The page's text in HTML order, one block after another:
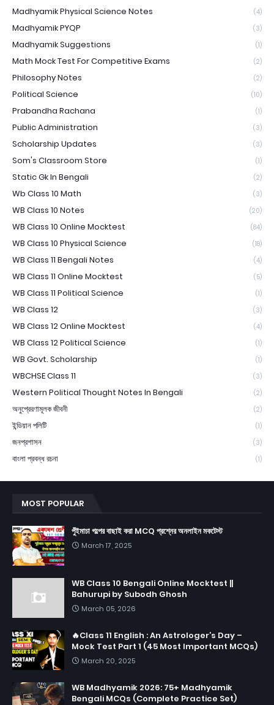
Madhyamik Physical Science Notes
(4)
Madhyamik PYQP (3)
Madhyamik Suggestions (1)
Math Mock Test For Competitive Exams (2)
Philosophy Notes (2)
Political Science (10)
Prabandha Rachana (1)
Public Administration (3)
Scholarship Updates (3)
Som's Classroom Store (1)
Static Gk In Bengali (2)
Wb Class 10 Math (3)
WB Class 10 Notes (20)
WB Class 10 Online Mocktest (84)
WB Class 10 Physical Science (18)
WB Class 11 Bengali Notes (4)
WB Class 11 Online Mocktest (5)
WB Class 11 Political Science (1)
WB Class 12 (3)
WB Class 12 Online Mocktest (4)
WB Class 12 Political Science (1)
WB Govt. Scholarship (1)
WBCHSE Class 11 (3)
Western Political Thought Notes In Bengali (2)
অনুপ্রেরণামূলক জীবনী (2)
ইন্ডিয়ান পলিটি (1)
জনপ্রশাসন (3)
বাংলা প্রবন্ধ রচনা (1)
MOST POPULAR
পুঁইমাচা গল্পের বাছাই করা MCQ প্রশ্নের অনলাইন মকটেস্ট
March 17, 2025
WB Class 10 Bengali Online Mocktest ||
Bahurupi by Subodh Ghosh
March 05, 2026
🔥Class 11 English : An Astrologer’s Day –
Mock Test Part 1 (45 Most Important MCQs)
March 20, 2025
WB Madhyamik 2026: 75+ Madhyamik
Bengali MCQs (Complete Practice Set)